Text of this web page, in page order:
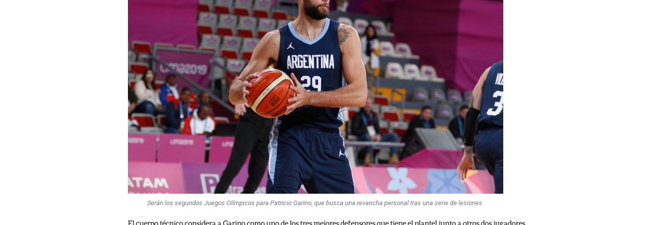
Serán los segundos Juegos Olímpicos para Patricio Garino, que busca una revancha personal tras una serie de lesiones.
El cuerpo técnico considera a Garino como uno de los tres mejores defensores que tiene el plantel junto a otros dos jugadores